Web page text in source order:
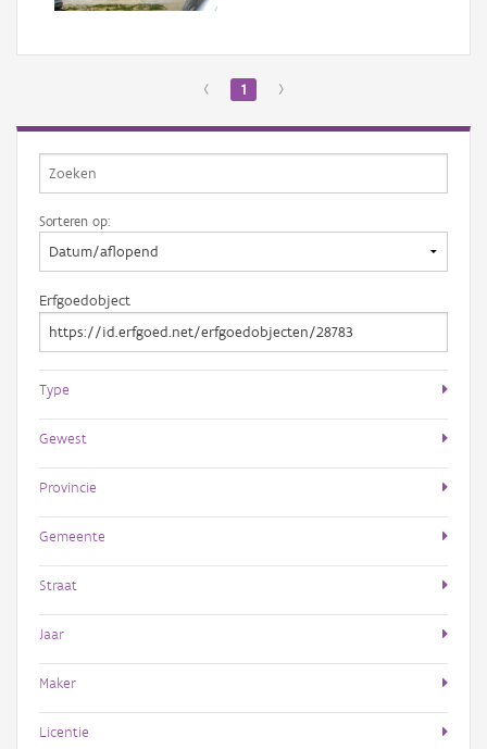
‹ 1 ›
Sorteren op:
Erfgoedobject
Type
Gewest
Provincie
Gemeente
Straat
Jaar
Maker
Licentie